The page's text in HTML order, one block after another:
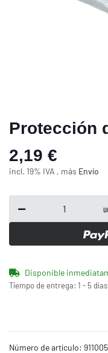
Protección
2,19 €
incl. 19% IVA , más Envío
Disponible
Tiempo de entrega: 1 - 5
Número de artículo: